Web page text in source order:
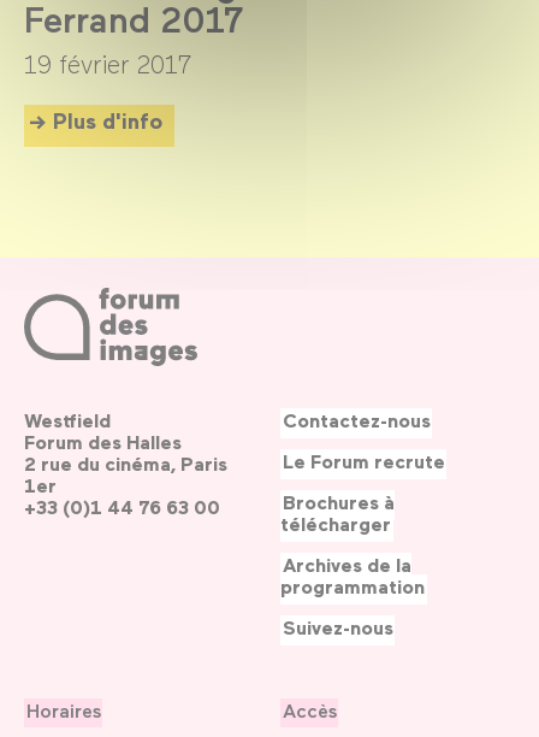
Ferrand 2017
19 février 2017
Plus d'info
Westfield
Forum des Halles
2 rue du cinéma, Paris
1er
+33 (0)1 44 76 63 00
Horaires
Accès
Contactez-nous
Le Forum recrute
Brochures à
télécharger
Archives de la
programmation
Suivez-nous